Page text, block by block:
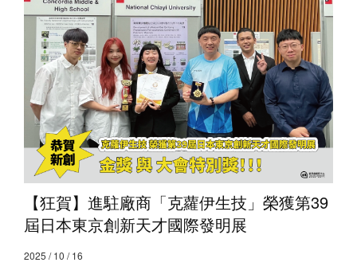
【狂賀】進駐廠商「克蘿伊生技」榮獲第39
屆日本東京創新天才國際發明展
2025 / 10 / 16